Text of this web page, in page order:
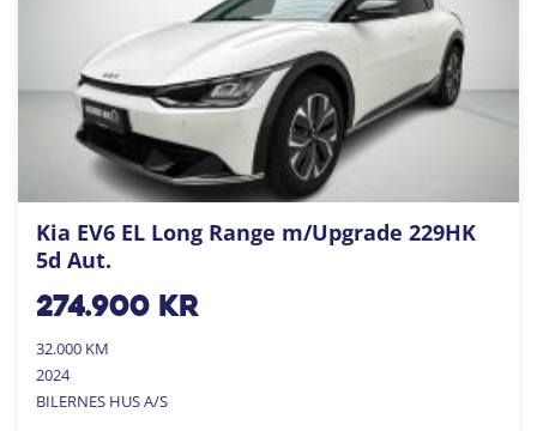
Kia EV6 EL Long Range m/Upgrade 229HK
5d Aut.
274.900kr
32.000 KM
2024
BILERNES HUS A/S